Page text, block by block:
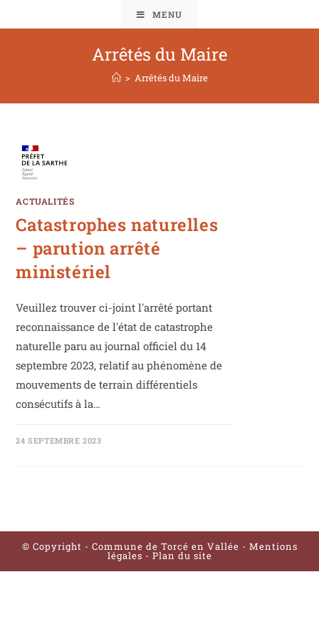
MENU
Arrêtés du Maire
> Arrêtés du Maire
ACTUALITÉS
Catastrophes naturelles
– parution arrêté
ministériel
Veuillez trouver ci-joint l'arrêté portant
reconnaissance de l'état de catastrophe
naturelle paru au journal officiel du 14
septembre 2023, relatif au phénomène de
mouvements de terrain différentiels
consécutifs à la…
24 SEPTEMBRE 2023
© Copyright - Commune de Torcé en Vallée - Mentions
légales - Plan du site